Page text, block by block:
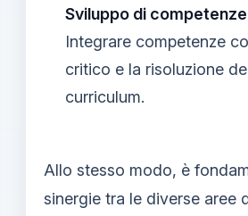
Sviluppo di
Integrare competenze
critico e la risoluzione
curriculum.
Allo stesso modo, è
sinergie tra le diverse aree